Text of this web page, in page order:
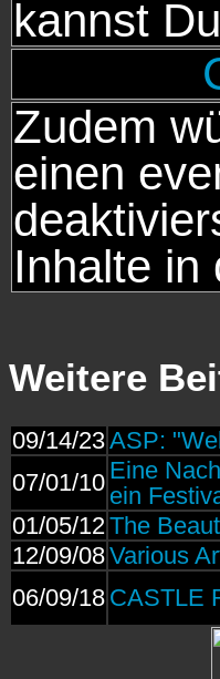
kannst
Zudem
einen
Inhalte in
Weitere
09/14/23ASP:
07/01/10 Eine
ein
01/05/12The
12/09/08Various
06/09/18 CASTLE